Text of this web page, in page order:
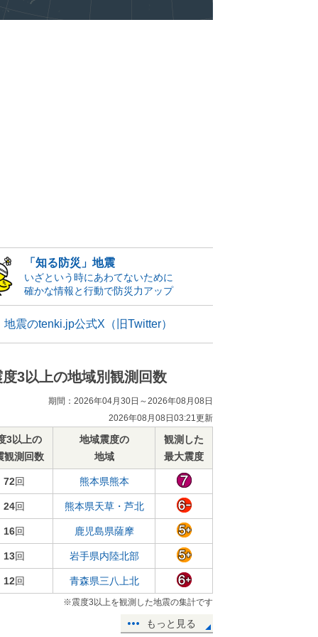
「知る防災」地震
いざという時にあわてないために
確かな情報と行動で防災力アップ
地震のtenki.jp公式X（旧Twitter）
度3以上の地域別観測回数
期間：2026年04月30日～2026年08月08日
2026年08月08日03:21更新
3以上の
観測回数
地域震度の
地域
観測した
最大震度
72回 熊本県熊本
24回 熊本県天草・芦北
16回 鹿児島県薩摩
13回 岩手県内陸北部
12回 青森県三八上北
※震度3以上を観測した地震の集計です
もっと見る